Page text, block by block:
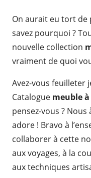
On aurait eu tort de
savez pourquoi ?
nouvelle collection
vraiment de quoi
Avez-vous feuilleter
Catalogue meuble
pensez-vous ? Nous
adore ! Bravo à
collaborer à cette
aux voyages, à la
aux techniques